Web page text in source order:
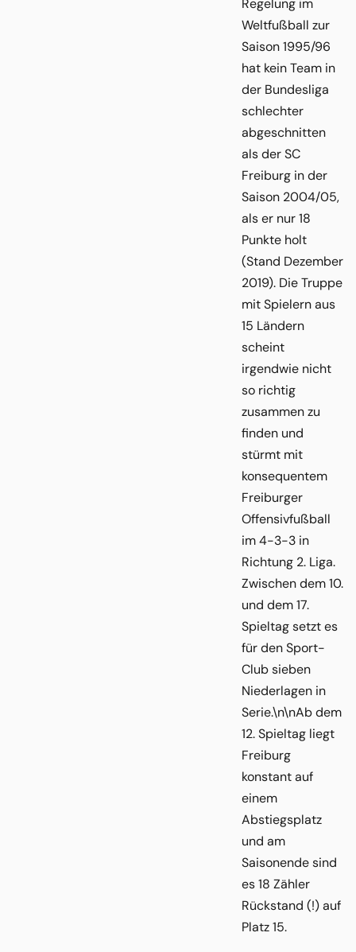
Regelung im
Weltfußball zur
Saison 1995/96
hat kein Team in
der Bundesliga
schlechter
abgeschnitten
als der SC
Freiburg in der
Saison 2004/05,
als er nur 18
Punkte holt
(Stand Dezember
2019). Die Truppe
mit Spielern aus
15 Ländern
scheint
irgendwie nicht
so richtig
zusammen zu
finden und
stürmt mit
konsequentem
Freiburger
Offensivfußball
im 4-3-3 in
Richtung 2. Liga.
Zwischen dem 10.
und dem 17.
Spieltag setzt es
für den Sport-
Club sieben
Niederlagen in
Serie.\n\nAb dem
12. Spieltag liegt
Freiburg
konstant auf
einem
Abstiegsplatz
und am
Saisonende sind
es 18 Zähler
Rückstand (!) auf
Platz 15.